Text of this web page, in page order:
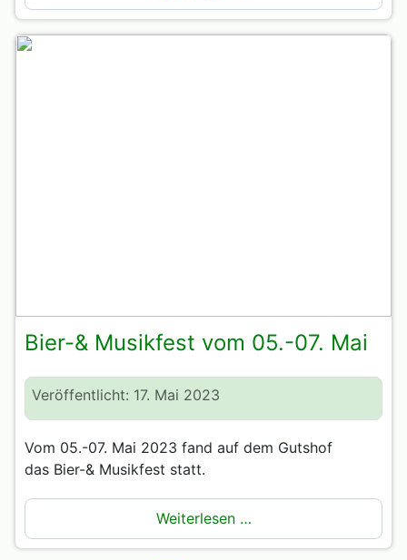
Bier-& Musikfest vom 05.-07. Mai
Veröffentlicht: 17. Mai 2023
Vom 05.-07. Mai 2023 fand auf dem Gutshof
das Bier-& Musikfest statt.
Weiterlesen …